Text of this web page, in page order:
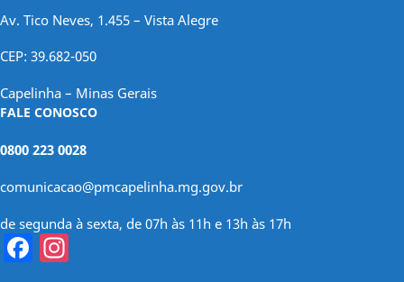
Av. Tico Neves, 1.455 – Vista Alegre
CEP: 39.682-050
Capelinha – Minas Gerais
FALE CONOSCO
0800 223 0028
comunicacao@pmcapelinha.mg.gov.br
de segunda à sexta, de 07h às 11h e 13h às 17h
Facebook